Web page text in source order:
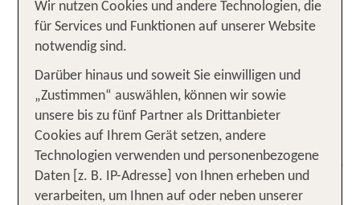
Urlaub inmitten von Naturschönheiten,
romantischen Städten, historischen Orten und
sich im Norden von Kroatien und erstreckt sich
zwischen dem Golf von Triest und der Kvarner-
Bucht vor Rijeka spitz zulaufend in die Adria.
Dadurch bietet Istrien 537 Kilometer
Mittelmeerküste von wechselvollem Charakter. Sie
ist teilweise sehr zerklüftet mit Felsküste, Sand-
Wir nutzen Cookies und andere Technologien, die
für Services und Funktionen auf unserer Website
notwendig sind.
Darüber hinaus und soweit Sie einwilligen und
„Zustimmen“ auswählen, können wir sowie
unsere bis zu fünf Partner als Drittanbieter
Cookies auf Ihrem Gerät setzen, andere
Technologien verwenden und personenbezogene
Daten [z. B. IP-Adresse] von Ihnen erheben und
verarbeiten, um Ihnen auf oder neben unserer